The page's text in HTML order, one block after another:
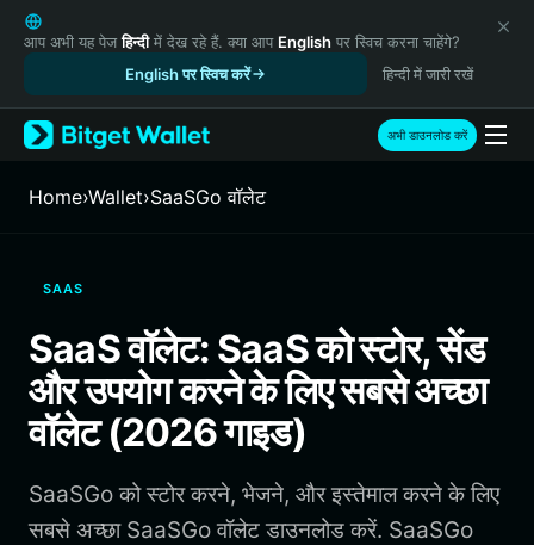
English
日本語
Русский
Español (Latinoamérica)
Türkçe
Italiano
繁體中文
Português (Portugal)
Bahasa Indonesia
ภาษาไทย
Português (Brasil)
Español (Argentina)
आप अभी यह पेजहिन्दीमें देख रहे हैं. क्या आप English पर स्विच करना चाहेंगे?
English पर स्विच करें
हिन्दी में जारी रखें
अभी डाउनलोड करें
Home›Wallet›SaaSGo वॉलेट
SAAS
SaaS वॉलेट: SaaS को स्टोर, सेंड
और उपयोग करने के लिए सबसे अच्छा
वॉलेट (2026 गाइड)
SaaSGo को स्टोर करने, भेजने, और इस्तेमाल करने के लिए
सबसे अच्छा SaaSGo वॉलेट डाउनलोड करें. SaaSGo